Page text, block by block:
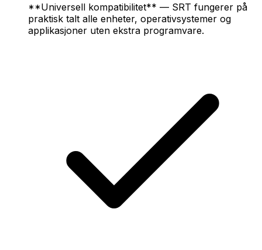
**Universell kompatibilitet** — SRT fungerer på
praktisk talt alle enheter, operativsystemer og
applikasjoner uten ekstra programvare.